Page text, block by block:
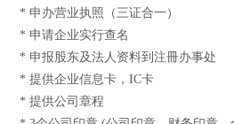
* 申办营业执照（三证合一）
* 申请企业实行查名
* 申报股东及法人资料到注冊办事处
* 提供企业信息卡，IC卡
* 提供公司章程